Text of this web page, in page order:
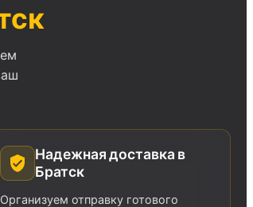
Надежная доставка в
Братск
Организуем отправку готового